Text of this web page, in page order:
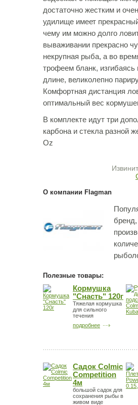
достаточно жестким и
удилище имеет
чему им можно долго
вываживании прекрасно
некрупная рыба, а во
трофеем бланк, изгибаясь
длине, великолепно
Комфортная дистанция
оптимальный вес
В комплекте идут три
карбона и стекла разной
Oz
О компании Flagman
Полезные товары:
Кормушка
"Снасть" 120г
Тяжелая кормушка
для сильного
течения
подробнее
Садок Colmic
Competition
4м
большой садок для
сохранения рыбы в
живом виде